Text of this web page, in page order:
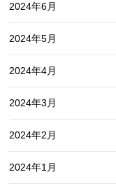
2024年6月
2024年5月
2024年4月
2024年3月
2024年2月
2024年1月